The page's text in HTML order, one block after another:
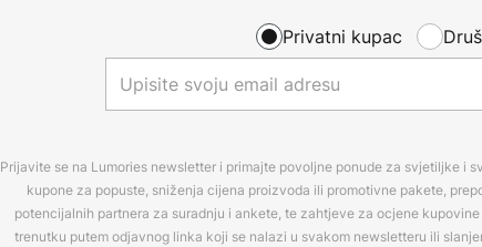
Privatni kupac
Prijavite se na Lumories newsletter i primajte povoljne ponude za svjetiljke i
kupone za popuste, sniženja cijena proizvoda ili promotivne pakete,
potencijalnih partnera za suradnju i ankete, te zahtjeve za ocjene
trenutku putem odjavnog linka koji se nalazi u svakom newsletteru ili